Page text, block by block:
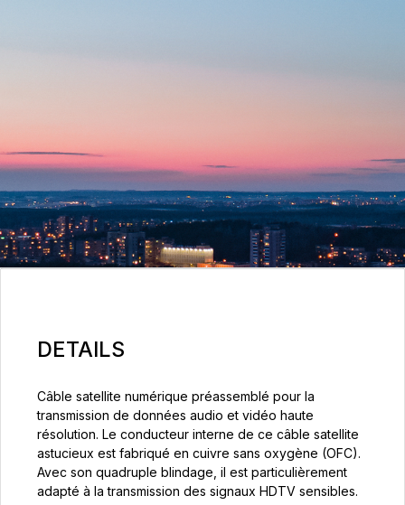
DETAILS
Câble satellite numérique préassemblé pour la
transmission de données audio et vidéo haute
résolution. Le conducteur interne de ce câble satellite
astucieux est fabriqué en cuivre sans oxygène (OFC).
Avec son quadruple blindage, il est particulièrement
adapté à la transmission des signaux HDTV sensibles.